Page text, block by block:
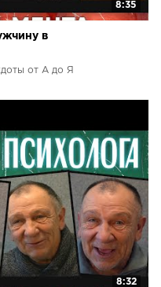
8:35
в
от А до Я
8:32